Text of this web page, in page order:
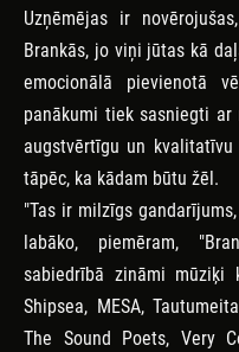
Uzņēmējas ir
Brankās, jo viņi jūtas kā
emocionālā pievienotā
panākumi tiek sasniegti ar
augstvērtīgu un
tāpēc, ka kādam būtu žēl.
"Tas ir milzīgs
labāko, piemēram,
sabiedrībā zināmi mūziķi
Shipsea, MESA,
The Sound Poets, Very